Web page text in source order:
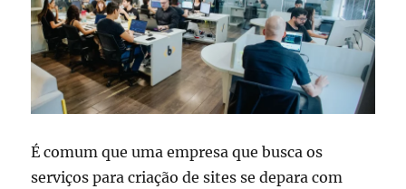
É comum que uma empresa que busca os
serviços para criação de sites se depara com